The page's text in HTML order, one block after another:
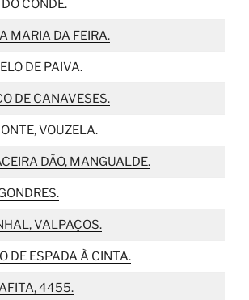
CONDE.
MARIA DA FEIRA.
DE PAIVA.
DE CANAVESES.
VOUZELA.
DÃO, MANGUALDE.
VALPAÇOS.
DE ESPADA À CINTA.
4455.